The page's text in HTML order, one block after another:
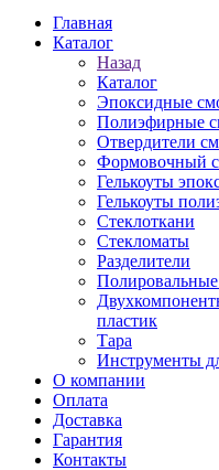
Главная
Каталог
Назад
Каталог
Эпоксидные
Полиэфирные
Отвердители
Формовочный
Гелькоуты
Гелькоуты
Стеклоткани
Стекломаты
Разделители
пластик
Тара
Инструменты
О компании
Оплата
Доставка
Гарантия
Контакты